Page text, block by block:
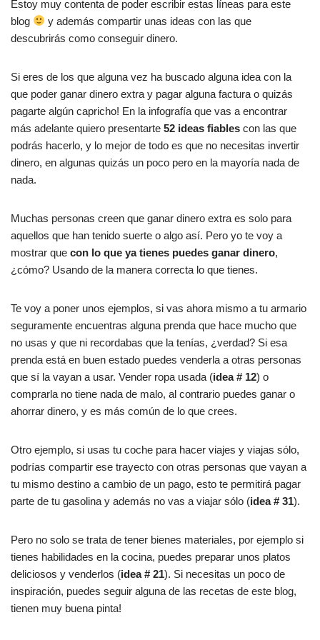
c
e
o
o
k
at
s
p
p
m
p
tir
Estoy muy contenta de poder escribir estas líneas para este
blog
y además compartir unas ideas con las que
descubrirás como conseguir dinero.
Si eres de los que alguna vez ha buscado alguna idea con la
que poder ganar dinero extra y pagar alguna factura o quizás
pagarte algún capricho! En la infografía que vas a encontrar
más adelante quiero presentarte 52 ideas fiables con las que
podrás hacerlo, y lo mejor de todo es que no necesitas invertir
dinero, en algunas quizás un poco pero en la mayoría nada de
nada.
Muchas personas creen que ganar dinero extra es solo para
aquellos que han tenido suerte o algo así. Pero yo te voy a
mostrar que con lo que ya tienes puedes ganar dinero,
¿cómo? Usando de la manera correcta lo que tienes.
Te voy a poner unos ejemplos, si vas ahora mismo a tu armario
seguramente encuentras alguna prenda que hace mucho que
no usas y que ni recordabas que la tenías, ¿verdad? Si esa
prenda está en buen estado puedes venderla a otras personas
que sí la vayan a usar. Vender ropa usada (idea # 12) o
comprarla no tiene nada de malo, al contrario puedes ganar o
ahorrar dinero, y es más común de lo que crees.
Otro ejemplo, si usas tu coche para hacer viajes y viajas sólo,
podrías compartir ese trayecto con otras personas que vayan a
tu mismo destino a cambio de un pago, esto te permitirá pagar
parte de tu gasolina y además no vas a viajar sólo (idea # 31).
Pero no solo se trata de tener bienes materiales, por ejemplo si
tienes habilidades en la cocina, puedes preparar unos platos
deliciosos y venderlos (idea # 21). Si necesitas un poco de
inspiración, puedes seguir alguna de las recetas de este blog,
tienen muy buena pinta!